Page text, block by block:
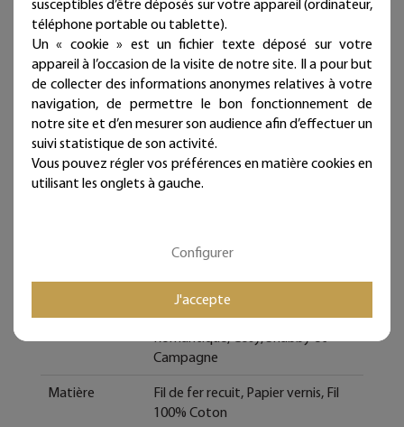
Les commandes sont expédiées sous deux jours ouvrés.
Mieux qu'un sticker ou un autocollant, nos écritures en fil
de fer donneront du relief à vos murs et sont
intemporelles et repositionnables à l'infini !
Bijoux de mur, et si les murs portaient des bijoux...
Fiche technique
Type de bijoux Citation colorée
Style de déco
Bohême, Vintage, Rétro,
Romantique, Cosy, Shabby et
Campagne
Matière
Fil de fer recuit, Papier vernis, Fil
100% Coton
susceptibles d’être déposés sur votre appareil (ordinateur,
téléphone portable ou tablette).
Un « cookie » est un fichier texte déposé sur votre
appareil à l’occasion de la visite de notre site. Il a pour but
de collecter des informations anonymes relatives à votre
navigation, de permettre le bon fonctionnement de
notre site et d’en mesurer son audience afin d’effectuer un
suivi statistique de son activité.
Vous pouvez régler vos préférences en matière cookies en
utilisant les onglets à gauche.
Configurer
J'accepte